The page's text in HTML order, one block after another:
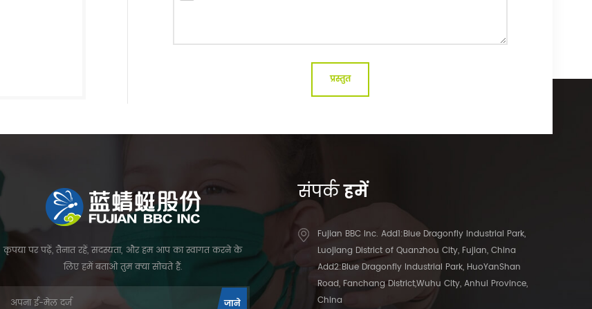
कृपया पर पढ़ें, तैनात रहें, सदस्यता, और हम आप का स्वागत करने के
लिए हमें बताओ तुम क्या सोचते हैं.
संपर्कहमें
Fujian BBC Inc. Add1:Blue Dragonfly Industrial Park,
Luojiang District of Quanzhou City, Fujian, China
Add2:Blue Dragonfly Industrial Park, HuoYanShan
Road, Fanchang District,Wuhu City, Anhui Province,
China